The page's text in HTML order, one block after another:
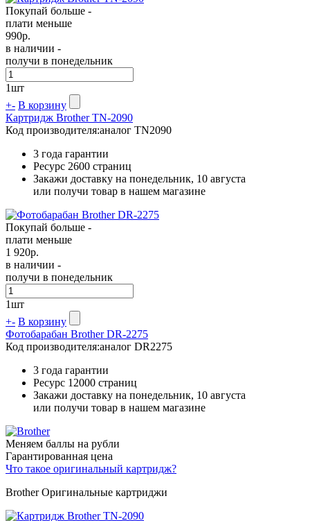
Покупай больше -
плати меньше
990р.
в наличии -
получи в понедельник
1шт
+- В корзину
Картридж Brother TN-2090
Код производителя:аналог TN2090
3 года гарантии
Ресурс 2600 страниц
Закажи доставку на понедельник, 10 августа
или получи товар в нашем магазине
Покупай больше -
плати меньше
1 920р.
в наличии -
получи в понедельник
1шт
+- В корзину
Фотобарабан Brother DR-2275
Код производителя:аналог DR2275
3 года гарантии
Ресурс 12000 страниц
Закажи доставку на понедельник, 10 августа
или получи товар в нашем магазине
Меняем баллы на рубли
Гарантированная цена
Что такое оригинальный картридж?
Brother Оригинальные картриджи